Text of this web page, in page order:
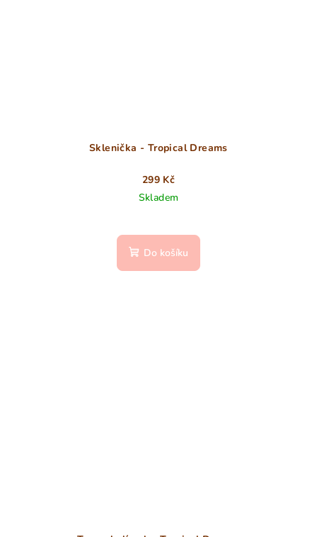
Sklenička - Tropical Dreams
299 Kč
Skladem
Do košíku